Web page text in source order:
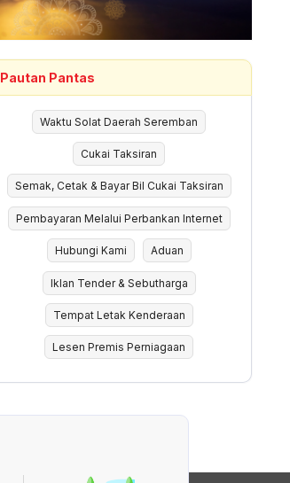
Pautan Pantas
Waktu Solat Daerah Seremban
Cukai Taksiran
Semak, Cetak & Bayar Bil Cukai Taksiran
Pembayaran Melalui Perbankan Internet
Hubungi Kami Aduan
Iklan Tender & Sebutharga
Tempat Letak Kenderaan
Lesen Premis Perniagaan